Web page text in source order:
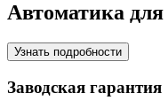
Автоматика
Узнать подробности
Заводская гарантия